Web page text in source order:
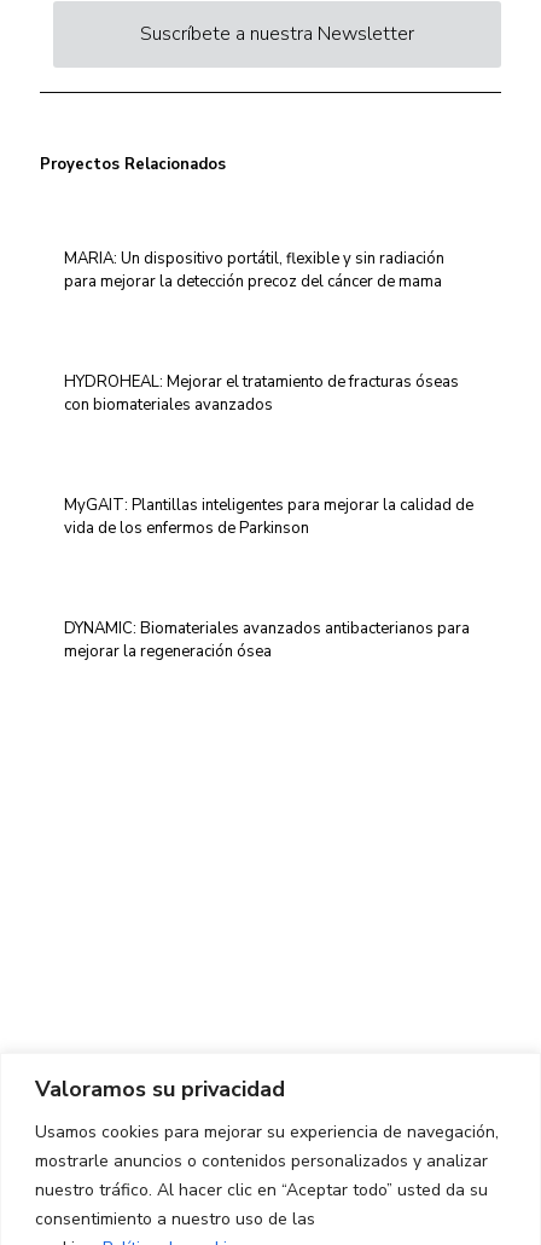
Valoramos su privacidad
Usamos cookies para mejorar su experiencia de navegación,
mostrarle anuncios o contenidos personalizados y analizar
nuestro tráfico. Al hacer clic en “Aceptar todo” usted da su
consentimiento a nuestro uso de las
Suscríbete a nuestra Newsletter
Proyectos Relacionados
MARIA: Un dispositivo portátil, flexible y sin radiación
para mejorar la detección precoz del cáncer de mama
HYDROHEAL: Mejorar el tratamiento de fracturas óseas
con biomateriales avanzados
MyGAIT: Plantillas inteligentes para mejorar la calidad de
vida de los enfermos de Parkinson
DYNAMIC: Biomateriales avanzados antibacterianos para
mejorar la regeneración ósea
CONTACTO
Ed. K2M (Planta 1, Oficina 106)
C/ Jordi Girona 1-3
08034 Barcelona (España)